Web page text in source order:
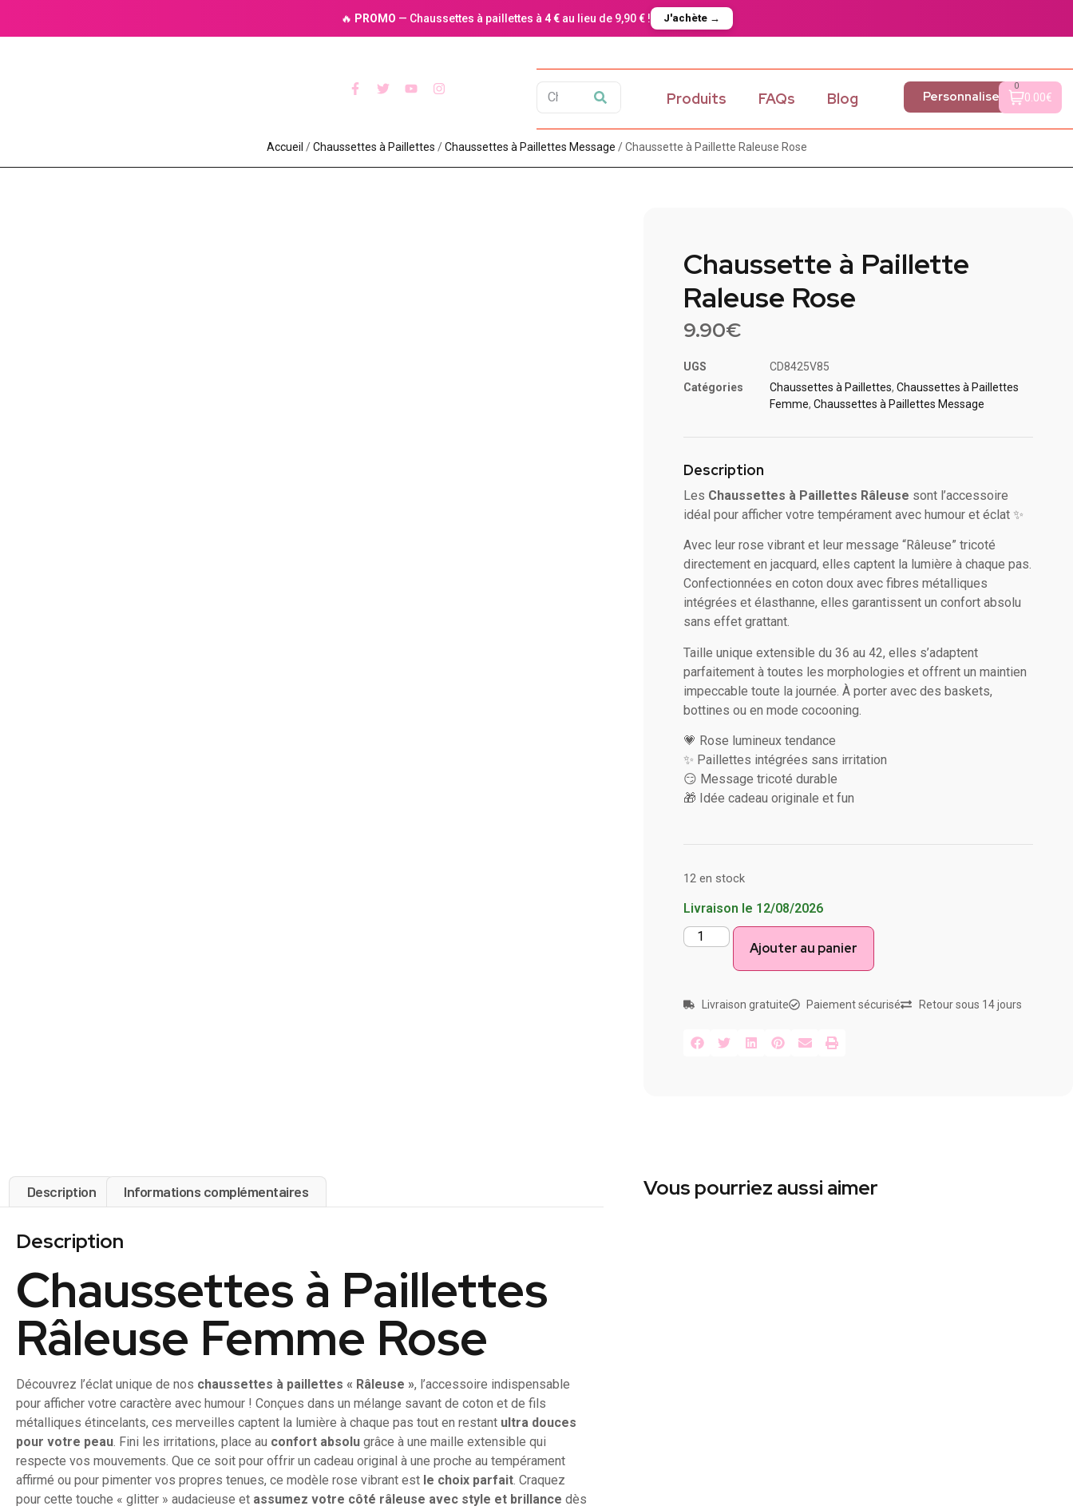
🔥 PROMO — Chaussettes à paillettes à 4 €au lieu de 9,90 € ! J'achète →
Produits FAQs Blog Personnaliser
0
0.00€
Accueil /Chaussettes à Paillette​s /Chaussettes à Paillettes Message​ / Chaussette à Paillette Raleuse Rose
Chaussette à Paillette
Raleuse Rose
9.90€
UGS
CD8425V85
Catégories
Chaussettes à Paillette​s,Chaussettes à Paillettes
Femme,Chaussettes à Paillettes Message​
Description
Les Chaussettes à Paillettes Râleuse sont l’accessoire
idéal pour afficher votre tempérament avec humour et éclat ✨
Avec leur rose vibrant et leur message “Râleuse” tricoté
directement en jacquard, elles captent la lumière à chaque pas.
Confectionnées en coton doux avec fibres métalliques
intégrées et élasthanne, elles garantissent un confort absolu
sans effet grattant.
Taille unique extensible du 36 au 42, elles s’adaptent
parfaitement à toutes les morphologies et offrent un maintien
impeccable toute la journée. À porter avec des baskets,
bottines ou en mode cocooning.
💗 Rose lumineux tendance
✨ Paillettes intégrées sans irritation
😏 Message tricoté durable
🎁 Idée cadeau originale et fun
12 en stock
Livraison le 12/08/2026
Ajouter au panier
Livraison gratuite Paiement sécurisé Retour sous 14 jours
Description Informations complémentaires
Description
Chaussettes à Paillettes
Râleuse Femme Rose
Découvrez l’éclat unique de nos chaussettes à paillettes « Râleuse », l’accessoire indispensable
pour afficher votre caractère avec humour ! Conçues dans un mélange savant de coton et de fils
métalliques étincelants, ces merveilles captent la lumière à chaque pas tout en restant ultra douces
pour votre peau. Fini les irritations, place au confort absolu grâce à une maille extensible qui
respecte vos mouvements. Que ce soit pour offrir un cadeau original à une proche au tempérament
affirmé ou pour pimenter vos propres tenues, ce modèle rose vibrant est le choix parfait. Craquez
pour cette touche « glitter » audacieuse et assumez votre côté râleuse avec style et brillance dès
Vous pourriez aussi aimer